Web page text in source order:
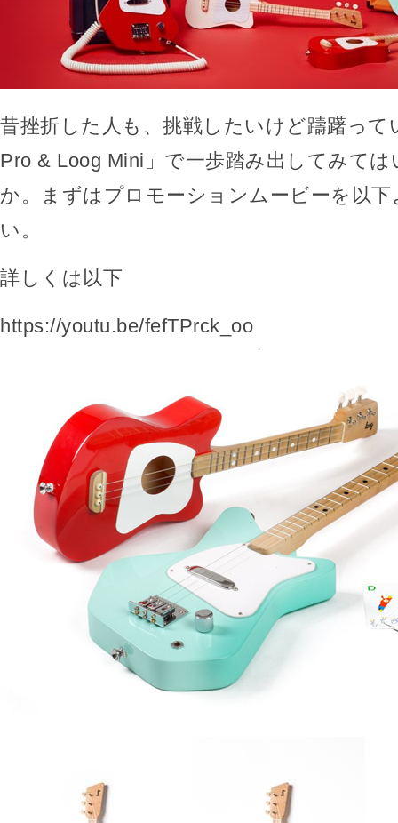
昔挫折した人も、挑戦したいけど躊躇って
Pro & Loog Mini」で一歩踏み出してみて
か。まずはプロモーションムービーを以
い。
詳しくは以下
https://youtu.be/fefTPrck_oo